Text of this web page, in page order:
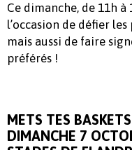
Ce dimanche, de 11h à
l’occasion de défier
mais aussi de faire
préférés !
METS TES
DIMANCHE 7